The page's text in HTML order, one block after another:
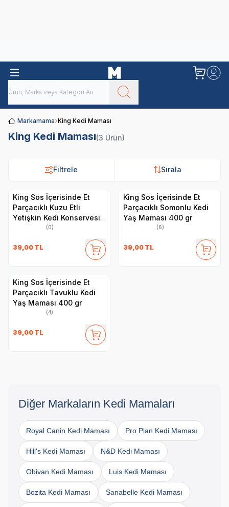
Markamama King Kedi Maması
King Kedi Maması(3 Ürün)
Filtrele Sırala
King Sos İçerisinde Et
Parçacıklı Kuzu Etli
Yetişkin Kedi Konservesi
(0)
39,00 TL
King Sos İçerisinde Et
Parçacıklı Somonlu Kedi
Yaş Maması 400 gr
(6)
39,00 TL
King Sos İçerisinde Et
Parçacıklı Tavuklu Kedi
Yaş Maması 400 gr
(4)
39,00 TL
Diğer Markaların Kedi Mamaları
Royal Canin Kedi Maması Pro Plan Kedi Maması
Hill's Kedi Maması N&D Kedi Maması
Obivan Kedi Maması Luis Kedi Maması
Bozita Kedi Maması Sanabelle Kedi Maması